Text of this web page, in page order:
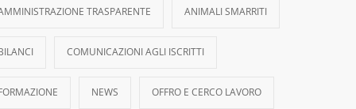
TRASPARENTE ANIMALI SMARRITI
COMUNICAZIONI AGLI ISCRITTI
NEWS OFFRO E CERCO LAVORO